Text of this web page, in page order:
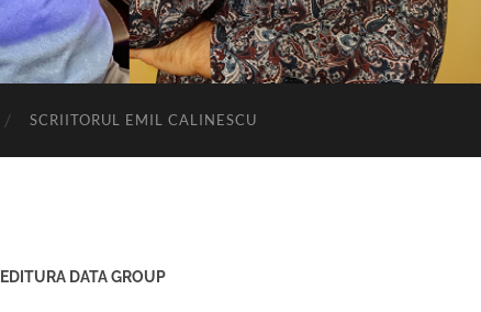
SCRIITORUL EMIL CALINESCU
EDITURA DATA GROUP